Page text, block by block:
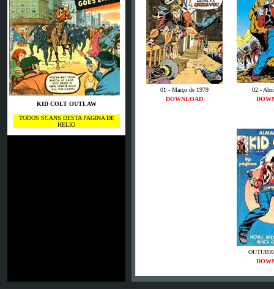
KID COLT OUTLAW
TODOS SCANS DESTA PAGINA DE
HELIO
01 - Março de 1979
02 -
DOWNLOAD